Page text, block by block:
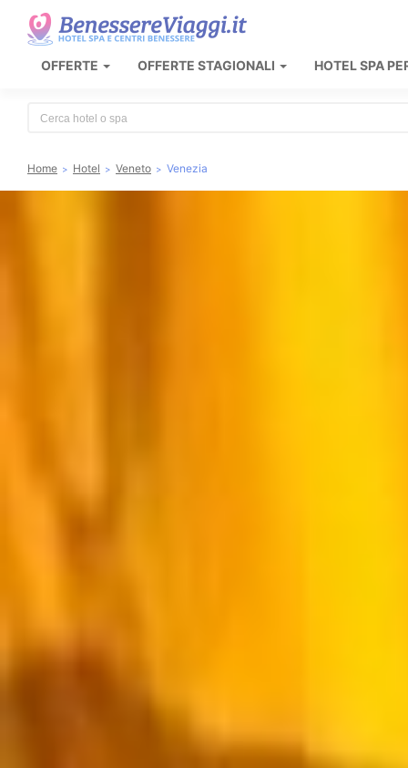
OFFERTE OFFERTE STAGIONALI HOTEL SPA
Home Hotel Veneto Venezia